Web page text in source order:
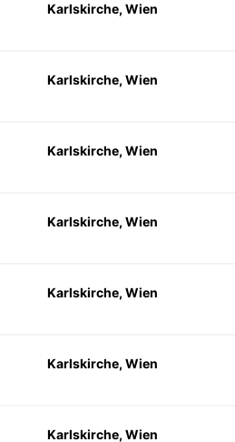
Karlskirche, Wien
Karlskirche, Wien
Karlskirche, Wien
Karlskirche, Wien
Karlskirche, Wien
Karlskirche, Wien
Karlskirche, Wien